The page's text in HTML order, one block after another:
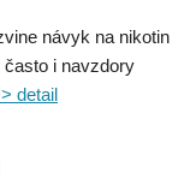
návyk na nikotin
často i navzdory
detail